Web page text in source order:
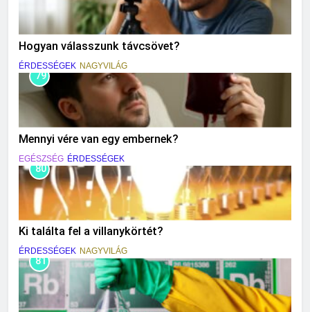
Hogyan válasszunk távcsövet?
ÉRDESSÉGEK NAGYVILÁG
79
Mennyi vére van egy embernek?
EGÉSZSÉG ÉRDESSÉGEK
80
Ki találta fel a villanykörtét?
ÉRDESSÉGEK NAGYVILÁG
81